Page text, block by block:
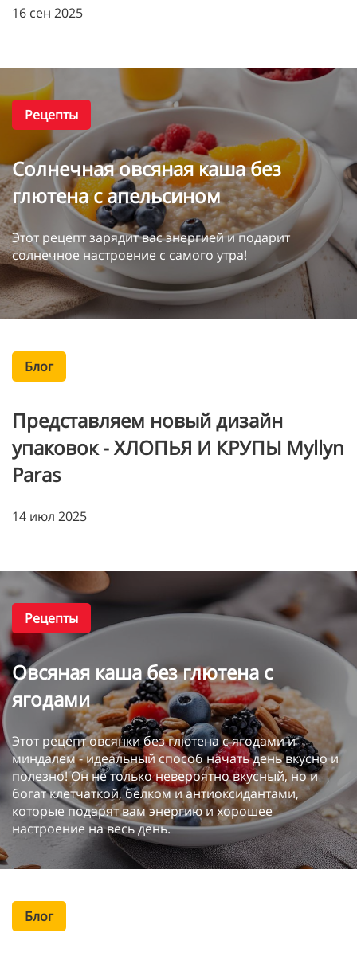
16 сен 2025
Рецепты
Солнечная овсяная каша без
глютена с апельсином
Этот рецепт зарядит вас энергией и подарит
солнечное настроение с самого утра!
Блог
Представляем новый дизайн
упаковок - ХЛОПЬЯ И КРУПЫ Myllyn
Paras
14 июл 2025
Рецепты
Овсяная каша без глютена с
ягодами
Этот рецепт овсянки без глютена с ягодами и
миндалем - идеальный способ начать день вкусно и
полезно! Он не только невероятно вкусный, но и
богат клетчаткой, белком и антиоксидантами,
которые подарят вам энергию и хорошее
настроение на весь день.
Блог